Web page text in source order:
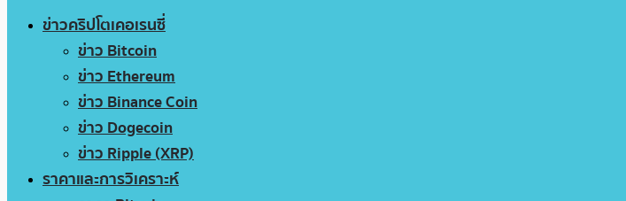
ข่าวคริปโตเคอเรนซี่
ข่าว Bitcoin
ข่าว Ethereum
ข่าว Binance Coin
ข่าว Dogecoin
ข่าว Ripple (XRP)
ราคาและการวิเคราะห์